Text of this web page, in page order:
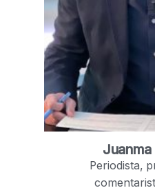
Periodista,